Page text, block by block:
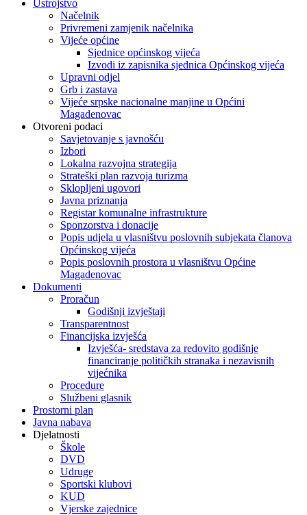
Ustrojstvo
Načelnik
Privremeni zamjenik načelnika
Vijeće općine
Sjednice općinskog vijeća
Izvodi iz zapisnika sjednica Općinskog vijeća
Upravni odjel
Grb i zastava
Vijeće srpske nacionalne manjine u Općini
Magadenovac
Otvoreni podaci
Savjetovanje s javnošću
Izbori
Lokalna razvojna strategija
Strateški plan razvoja turizma
Sklopljeni ugovori
Javna priznanja
Registar komunalne infrastrukture
Sponzorstva i donacije
Popis udjela u vlasništvu poslovnih subjekata članova
Općinskog vijeća
Popis poslovnih prostora u vlasništvu Općine
Magadenovac
Dokumenti
Proračun
Godišnji izvještaji
Transparentnost
Financijska izvješća
Izvješća- sredstava za redovito godišnje
financiranje političkih stranaka i nezavisnih
vijećnika
Procedure
Službeni glasnik
Prostorni plan
Javna nabava
Djelatnosti
Škole
DVD
Udruge
Sportski klubovi
KUD
Vjerske zajednice